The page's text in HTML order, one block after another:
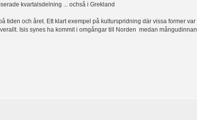
kvartalsdelning ... ochså i Grekland
tiden och året. Ett klart exempel på kulturspridning där vissa former
Isis synes ha kommit i omgångar till Norden medan